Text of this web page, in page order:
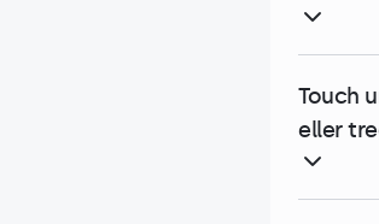
Touch
eller